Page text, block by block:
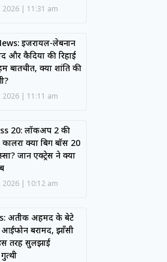
2026 11:31 am
इजरायल-लेबनान
और कैदियों की रिहाई
बातचीत, क्या शांति की
2026 11:11 am
20: लॉकअप 2 की
कालरा क्या बिग बॉस 20
जानें एक्ट्रेस ने क्या
2026 10:12 am
अतीक अहमद के बेटे
बरामद, झाँसी
तरह सुलझाई